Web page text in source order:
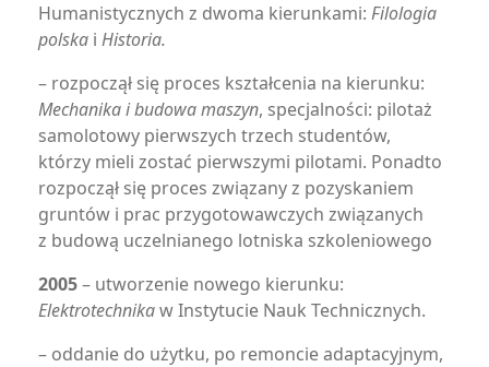
Humanistycznych z dwoma kierunkami: Filologia
polska i Historia.
– rozpoczął się proces kształcenia na kierunku:
Mechanika i budowa maszyn, specjalności: pilotaż
samolotowy pierwszych trzech studentów,
którzy mieli zostać pierwszymi pilotami. Ponadto
rozpoczął się proces związany z pozyskaniem
gruntów i prac przygotowawczych związanych
z budową uczelnianego lotniska szkoleniowego
2005– utworzenie nowego kierunku:
Elektrotechnikaw Instytucie Nauk Technicznych.
– oddanie do użytku, po remoncie adaptacyjnym,